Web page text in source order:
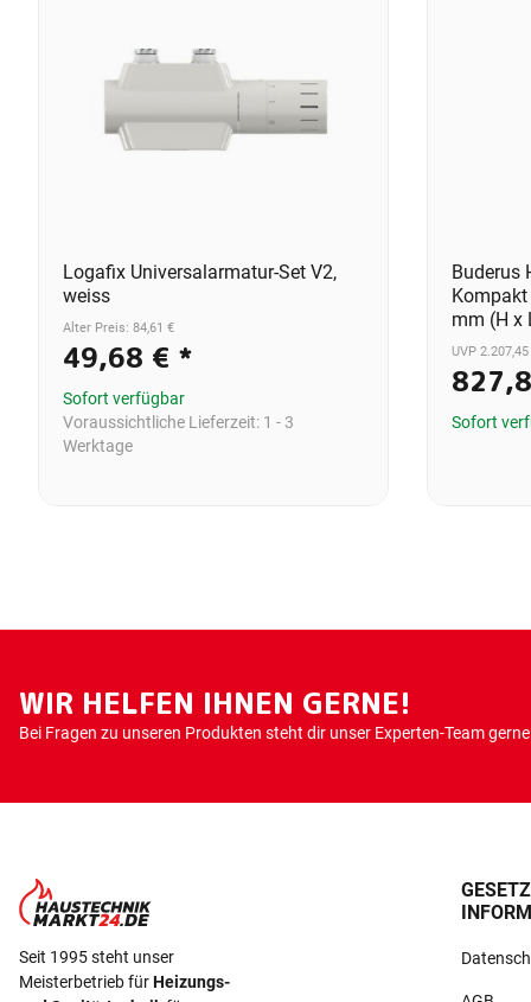
Logafix Universalarmatur-Set V2,
weiss
Alter Preis: 84,61 €
49,68 € *
Sofort verfügbar
Voraussichtliche Lieferzeit: 1 - 3
Werktage
Buderus
mm (H x
UVP
Sofort
WIR HELFEN IHNEN GERNE!
Bei Fragen zu unseren Produkten steht dir unser Experten-Team
Seit 1995 steht unser
Meisterbetrieb fürHeizungs-